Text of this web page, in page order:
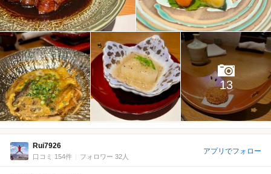
13
Rui7926
口コミ 154件 フォロワー 32人
アプリでフォロー